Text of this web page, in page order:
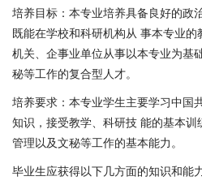
培养目标：本专业培养具备良好的政
既能在学校和科研机构从 事本专业
机关、企事业单位从事以本专业为基
秘等工作的复合型人才。
培养要求：本专业学生主要学习中国
知识，接受教学、科研技 能的基本
管理以及文秘等工作的基本能力。
毕业生应获得以下几方面的知识和能